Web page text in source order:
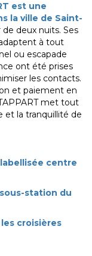
est une
la ville de Saint-
deux nuits. Ses
à tout
ou escapade
ont été prises
les contacts.
et paiement en
met tout
la tranquillité de
centre
station du
croisières